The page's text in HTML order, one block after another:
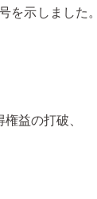
を示しました
益の打破、